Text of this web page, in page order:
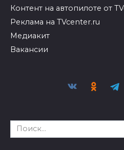
Контент на автопилоте от
Реклама на TVcenter.ru
Медиакит
Вакансии
Search
for: